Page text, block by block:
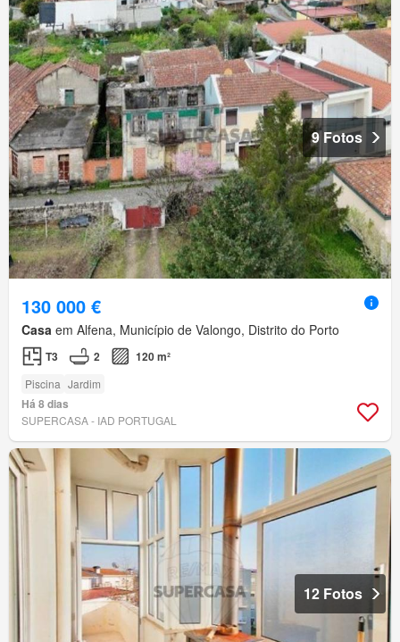
9 Fotos
130 000 €
Casa em Alfena, Município de Valongo, Distrito do Porto
T3 2 120 m²
Piscina Jardim
Há 8 dias
SUPERCASA - IAD PORTUGAL
12 Fotos